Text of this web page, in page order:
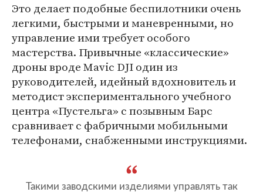
Это делает подобные беспилотники очень
легкими, быстрыми и маневренными, но
управление ими требует особого
мастерства. Привычные «классические»
дроны вроде Mavic DJI один из
руководителей, идейный вдохновитель и
методист экспериментального учебного
центра «Пустельга» с позывным Барс
сравнивает с фабричными мобильными
телефонами, снабженными инструкциями.
Такими заводскими изделиями управлять так